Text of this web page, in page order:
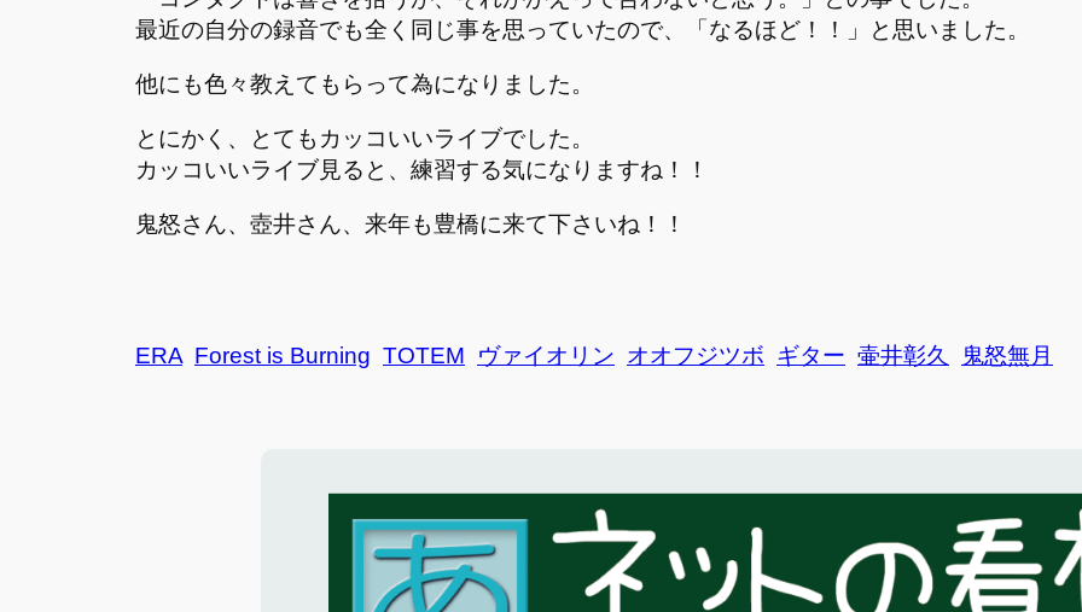
最近の自分の録音でも全く同じ事を思っていたので、「なるほど！！」と思いました。
他にも色々教えてもらって為になりました。
とにかく、とてもカッコいいライブでした。
カッコいいライブ見ると、練習する気になりますね！！
鬼怒さん、壺井さん、来年も豊橋に来て下さいね！！
ERA Forest is Burning TOTEM ヴァイオリン オオフジツボ ギター 壷井彰久 鬼怒無月